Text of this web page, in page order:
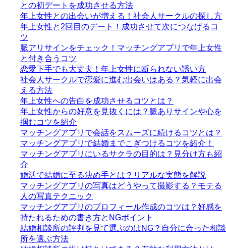
との初デートを成功させる方法
年上女性との出会いが増える！社会人サークルの探し方
年上女性と2回目のデート！成功させて次につなげるコ
ツ
脈アリサインをチェック！マッチングアプリで年上女性
と付き合うコツ
恋愛下手でも大丈夫！年上女性に断られない誘い方
社会人サークルで恋愛に進む出会いはある？気軽に出会
える方法
年上女性への告白を成功させるコツとは？
年上女性からの好意を見抜くには？脈ありサインや心を
掴むコツを紹介
マッチングアプリで会話をスムーズに続けるコツとは？
マッチングアプリで結婚までこぎつけるコツを紹介！
マッチングアプリにいるサクラの目的は？見分け方も紹
介
婚活で結婚に至る決め手とは？リアルな実態を解説
マッチングアプリの写真はどうやって撮影する？モテる
人の写真テクニック
マッチングアプリのプロフィール作成のコツは？好感を
持たれるための書き方とNGポイント
結婚相談所の評判を見て選ぶのはNG？自分に合った相談
所を選ぶ方法